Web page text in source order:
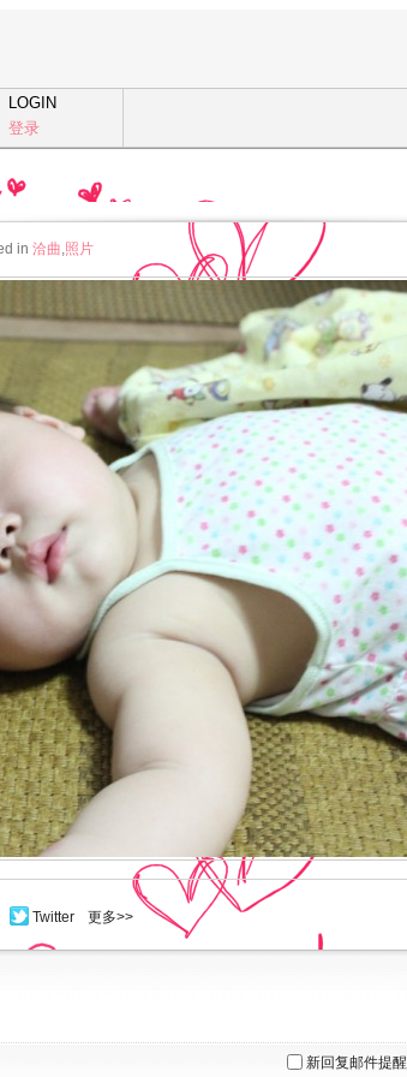
LOGIN
登录
in 洽曲,照片
Twitter 更多>>
新回复邮件提醒